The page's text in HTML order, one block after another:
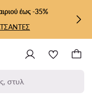
έως -35%
ΤΣΑΝΤΕΣ
στυλ